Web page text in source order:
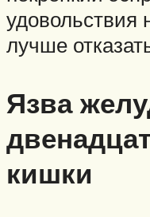
удовольствия
лучше
Язва
кишки